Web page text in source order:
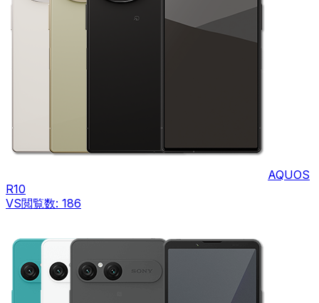
AQUOS
R10
VS閲覧数: 186